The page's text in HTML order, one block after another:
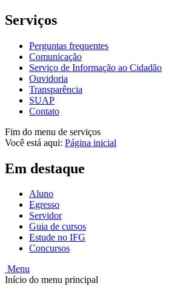
Serviços
Perguntas frequentes
Comunicação
Serviço de Informação ao Cidadão
Ouvidoria
Transparência
SUAP
Contato
Fim do menu de serviços
Você está aqui: Página inicial
Em destaque
Aluno
Egresso
Servidor
Guia de cursos
Estude no IFG
Concursos
Menu
Início do menu principal